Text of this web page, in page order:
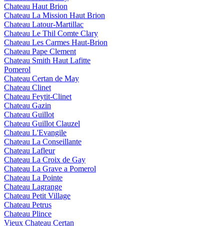
Chateau Haut Brion
Chateau La Mission Haut Brion
Chateau Latour-Martillac
Chateau Le Thil Comte Clary
Chateau Les Carmes Haut-Brion
Chateau Pape Clement
Chateau Smith Haut Lafitte
Pomerol
Chateau Certan de May
Chateau Clinet
Chateau Feytit-Clinet
Chateau Gazin
Chateau Guillot
Chateau Guillot Clauzel
Chateau L'Evangile
Chateau La Conseillante
Chateau Lafleur
Chateau La Croix de Gay
Chateau La Grave a Pomerol
Chateau La Pointe
Chateau Lagrange
Chateau Petit Village
Chateau Petrus
Chateau Plince
Vieux Chateau Certan